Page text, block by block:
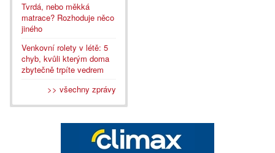
Tvrdá, nebo měkká
matrace? Rozhoduje něco
jiného
Venkovní rolety v létě: 5
chyb, kvůli kterým doma
zbytečně trpíte vedrem
>> všechny zprávy